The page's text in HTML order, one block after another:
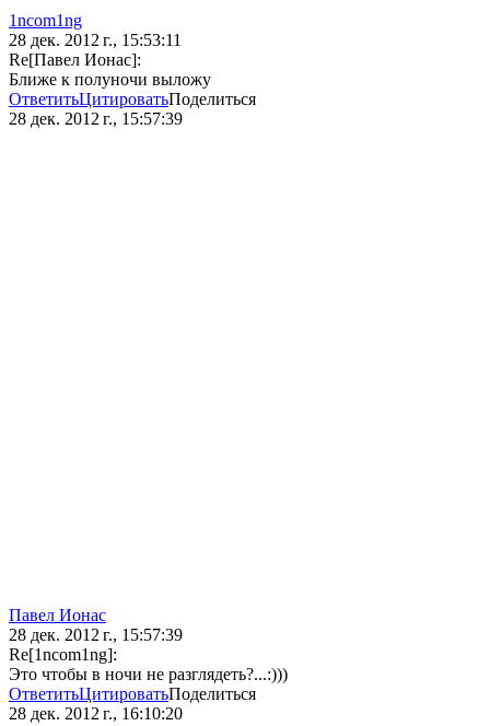
1ncom1ng
28 дек. 2012 г., 15:53:11
Re[Павел Ионас]:
Ближе к полуночи выложу
ОтветитьЦитироватьПоделиться
28 дек. 2012 г., 15:57:39
Павел Ионас
28 дек. 2012 г., 15:57:39
Re[1ncom1ng]:
Это чтобы в ночи не разглядеть?...:)))
ОтветитьЦитироватьПоделиться
28 дек. 2012 г., 16:10:20